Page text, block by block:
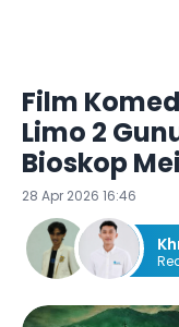
Film
Limo 2
Bioskop
28 Apr 2026 16:46